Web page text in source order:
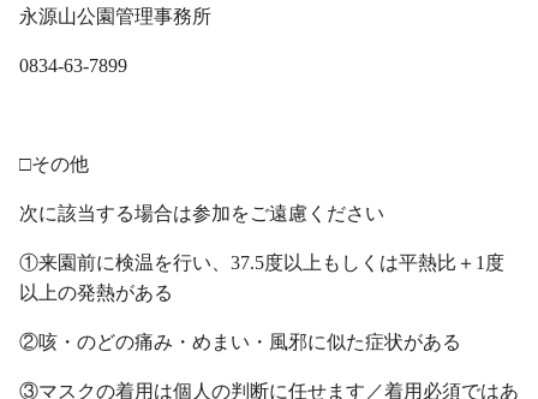
永源山公園管理事務所
0834-63-7899
□その他
次に該当する場合は参加をご遠慮ください
①来園前に検温を行い、37.5度以上もしくは平熱比＋1度
以上の発熱がある
②咳・のどの痛み・めまい・風邪に似た症状がある
③マスクの着用は個人の判断に任せます／着用必須ではあ